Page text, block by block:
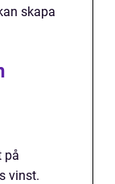
skapa
på
vinst.